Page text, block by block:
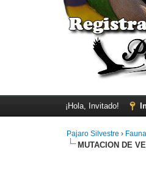
¡Hola, Invitado!
Pajaro Silvestre ›
MUTACION DE